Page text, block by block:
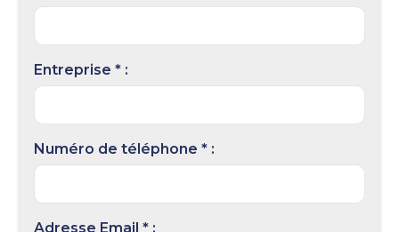
Entreprise * :
Numéro de téléphone * :
Adresse Email * :